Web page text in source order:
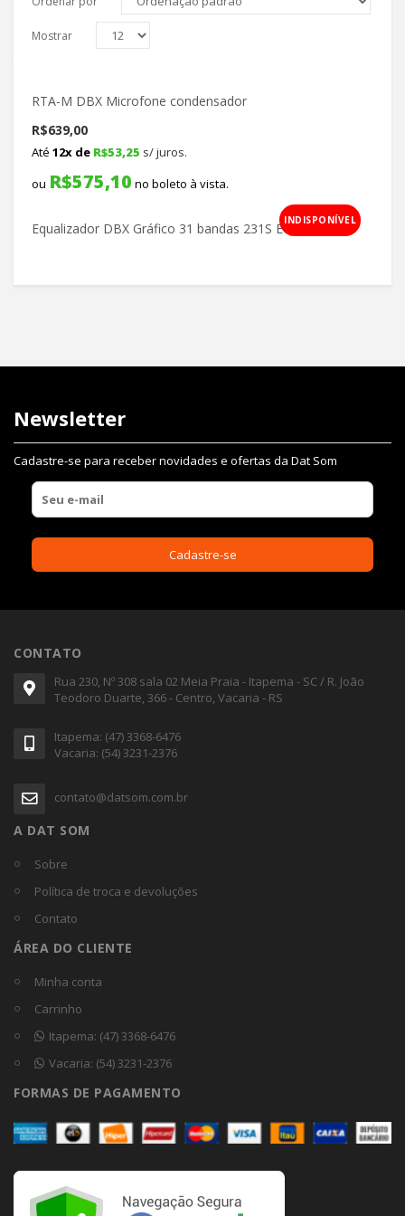
Mostrar
RTA-M DBX Microfone condensador
R$639,00
Até 12x de R$53,25 s/ juros.
ou R$575,10 no boleto à vista.
INDISPONÍVEL
Equalizador DBX Gráfico 31 bandas 231S EQ
Newsletter
Cadastre-se para receber novidades e ofertas da Dat Som
CONTATO
Rua 230, Nº 308 sala 02 Meia Praia - Itapema - SC / R. João
Teodoro Duarte, 366 - Centro, Vacaria - RS
Itapema: (47) 3368-6476
Vacaria: (54) 3231-2376
contato@datsom.com.br
A DAT SOM
Sobre
Política de troca e devoluções
Contato
ÁREA DO CLIENTE
Minha conta
Carrinho
Itapema: (47) 3368-6476
Vacaria: (54) 3231-2376
FORMAS DE PAGAMENTO